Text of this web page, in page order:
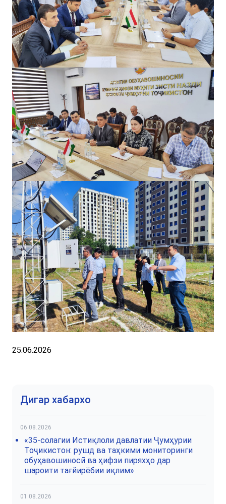
25.06.2026
Дигар хабархо
06.08.2026
«35-солагии Истиқлоли давлатии Ҷумҳурии
Тоҷикистон: рушд ва таҳкими мониторинги
обуҳавошиносӣ ва ҳифзи пиряхҳо дар
шароити тағйирёбии иқлим»
01.08.2026